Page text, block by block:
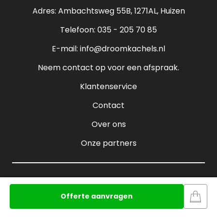
Sfeerhaarden
Open haard
Adres: Ambachtsweg 55B, 1271AL, Huizen
Telefoon: 035 - 205 70 85
E-mail: info@droomkachels.nl
Neem contact op voor een afspraak.
Klantenservice
Contact
Over ons
Onze partners
Offerte aanvragen